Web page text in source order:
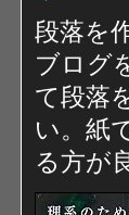
段落を
ブログ
て段落
い。紙
る方が